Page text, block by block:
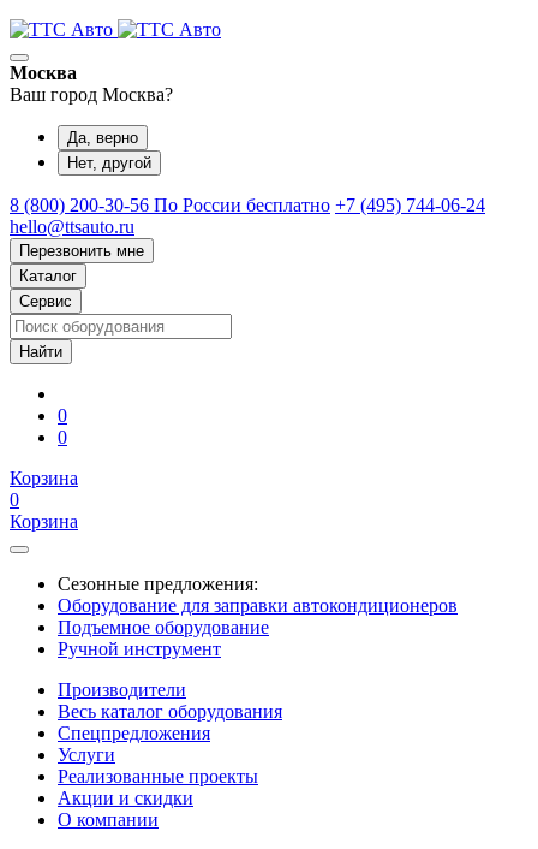
Москва
Ваш город Москва?
Да, верно
Нет, другой
8 (800) 200-30-56 По России бесплатно +7 (495) 744-06-24
hello@ttsauto.ru
Перезвонить мне
Каталог
Сервис
0
0
Корзина
0
Корзина
Сезонные предложения:
Оборудование для заправки автокондиционеров
Подъемное оборудование
Ручной инструмент
Производители
Весь каталог оборудования
Спецпредложения
Услуги
Реализованные проекты
Акции и скидки
О компании